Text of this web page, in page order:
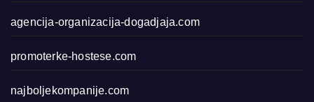
agencija-organizacija-dogadjaja.com
promoterke-hostese.com
najboljekompanije.com